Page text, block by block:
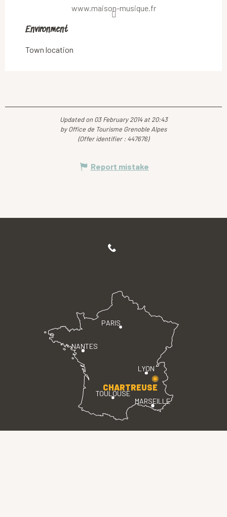
www.maison-musique.fr
Environment
Environment
Town location
Updated on 03 February 2014 at 20:43
by Office de Tourisme Grenoble Alpes
(Offer identifier : 447676)
Report mistake
PARIS
LYON
TOULOUSE
MARSEILLE
NANTES
CHARTREUSE